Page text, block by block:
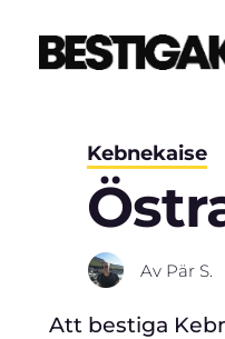
Kebnekaise
Av Pär S.
Att bestiga